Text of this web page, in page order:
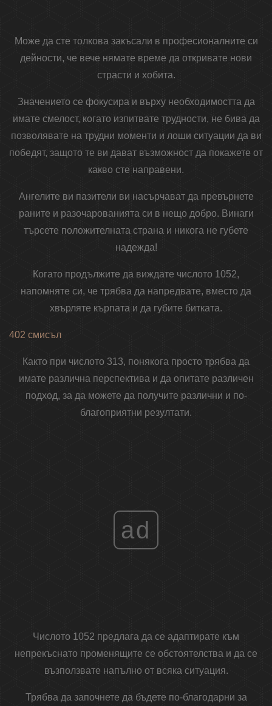
Може да сте толкова закъсали в професионалните си
дейности, че вече нямате време да откривате нови
страсти и хобита.
Значението се фокусира и върху необходимостта да
имате смелост, когато изпитвате трудности, не бива да
позволявате на трудни моменти и лоши ситуации да ви
победят, защото те ви дават възможност да покажете от
какво сте направени.
Ангелите ви пазители ви насърчават да превърнете
раните и разочарованията си в нещо добро. Винаги
търсете положителната страна и никога не губете
надежда!
Когато продължите да виждате числото 1052,
напомняте си, че трябва да напредвате, вместо да
хвърляте кърпата и да губите битката.
402 смисъл
Както при числото 313, понякога просто трябва да
имате различна перспектива и да опитате различен
подход, за да можете да получите различни и по-
благоприятни резултати.
ad
Числото 1052 предлага да се адаптирате към
непрекъснато променящите се обстоятелства и да се
възползвате напълно от всяка ситуация.
Трябва да започнете да бъдете по-благодарни за